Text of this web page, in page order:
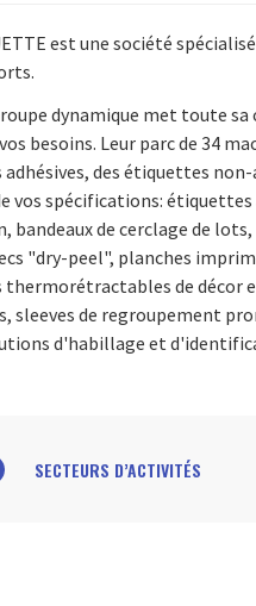
est une société
dynamique met toute
besoins. Leur parc de 34
des étiquettes non-
vos spécifications: étiquettes
bandeaux de cerclage de
"dry-peel", planches
thermorétractables de décor
sleeves de regroupement
d'habillage et
SECTEURS D’ACTIVITÉS